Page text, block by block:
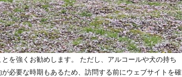
を強くお勧めします。 ただし、アルコールや犬の持ち
必要な時期もあるため、訪問する前にウェブサイトを確